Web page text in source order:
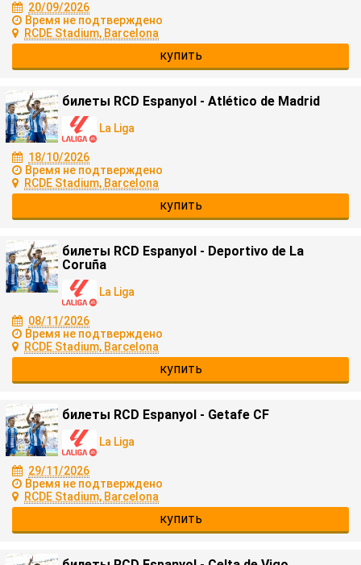
20/09/2026
Время не подтверждено
RCDE Stadium, Barcelona
купить
билеты RCD Espanyol - Atlético de Madrid
La Liga
18/10/2026
Время не подтверждено
RCDE Stadium, Barcelona
купить
билеты RCD Espanyol - Deportivo de La
Coruña
La Liga
08/11/2026
Время не подтверждено
RCDE Stadium, Barcelona
купить
билеты RCD Espanyol - Getafe CF
La Liga
29/11/2026
Время не подтверждено
RCDE Stadium, Barcelona
купить